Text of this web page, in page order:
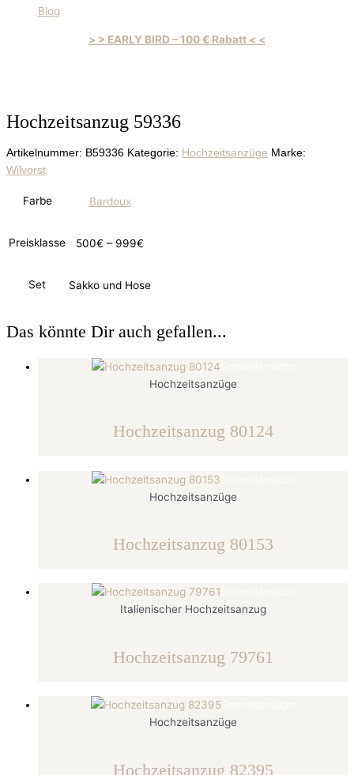
Blog
> > EARLY BIRD – 100 € Rabatt < <
Hochzeitsanzug 59336
Artikelnummer: B59336 Kategorie: Hochzeitsanzüge Marke:
Wilvorst
Farbe Bardoux
Preisklasse 500€ – 999€
Set Sakko und Hose
Das könnte Dir auch gefallen...
Hochzeitsanzüge
Hochzeitsanzug 80124
Hochzeitsanzüge
Hochzeitsanzug 80153
Italienischer Hochzeitsanzug
Hochzeitsanzug 79761
Schnellansicht
Hochzeitsanzüge
Hochzeitsanzug 82395